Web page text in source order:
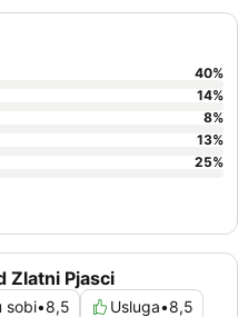
Zlatni Pjasci
sobi•8,5 Usluga•8,5
40%
14%
8%
13%
25%